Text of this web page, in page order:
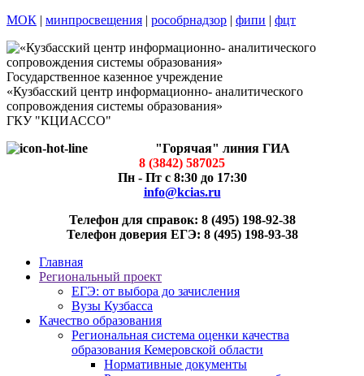
МОК | минпросвещения | рособрнадзор | фипи | фцт
Государственное казенное учреждение
«Кузбасский центр информационно- аналитического
сопровождения системы образования»
ГКУ "КЦИАССО"
"Горячая" линия ГИА
8 (3842) 587025
Пн - Пт с 8:30 до 17:30
info@kcias.ru
Телефон для справок: 8 (495) 198-92-38
Телефон доверия ЕГЭ: 8 (495) 198-93-38
Главная
Региональный проект
ЕГЭ: от выбора до зачисления
Вузы Кузбасса
Качество образования
Региональная система оценки качества
образования Кемеровской области
Нормативные документы